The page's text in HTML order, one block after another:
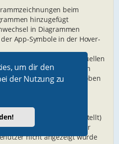
um dir den
der Nutzung zu
beim
hinzugefügt
in Diagrammen
App-Symbole in der Hover-
verbessert, um den aktuellen
widerzuspiegeln – je nach
oder rot hervorgehoben
zum Laden/Speichern der
nicht funktionierenden
(Leaflet wiederhergestellt)
bei dem die Karte für
nicht angezeigt wurde